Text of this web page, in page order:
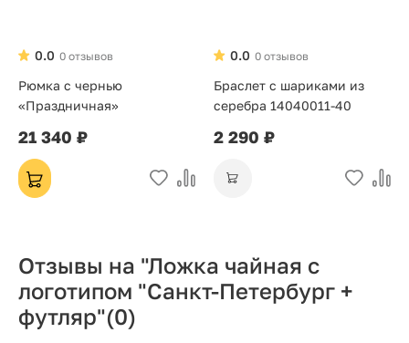
0 отзывов
0.0
Рюмка с чернью
«Праздничная»
21 340 ₽
0 отзывов
0.0
Браслет с шариками из
серебра 14040011-40
2 290 ₽
Отзывы на "Ложка чайная с
логотипом "Санкт-Петербург +
футляр"(0)